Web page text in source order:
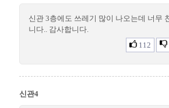
신관 3층에도 쓰레기 많이 나오는데 너무
니다.. 감사합니다.
112
신관4